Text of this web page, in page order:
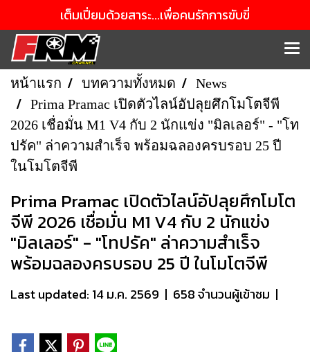
เต็มเปี่ยมด้วยสาระ...เพื่อคนรักการขับขี่
หน้าแรก บทความทั้งหมด
News
Prima Pramac เปิดตัวไลน์อัปลุยศึกโมโตจีพี
2026 เชื่อมั่น M1 V4 กับ 2 นักแข่ง "มิลเลอร์" - "โท
ปรัค" ล่าความสำเร็จ พร้อมฉลองครบรอบ 25 ปี
ในโมโตจีพี
Prima Pramac เปิดตัวไลน์อัปลุยศึกโมโต
จีพี 2026 เชื่อมั่น M1 V4 กับ 2 นักแข่ง
"มิลเลอร์" - "โทปรัค" ล่าความสำเร็จ
พร้อมฉลองครบรอบ 25 ปี ในโมโตจีพี
Last updated: 14 ม.ค. 2569 | 658 จำนวนผู้เข้าชม |